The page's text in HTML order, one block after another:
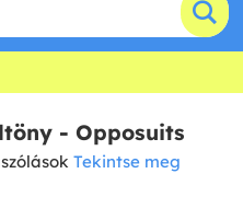
- Opposuits
Tekintse meg